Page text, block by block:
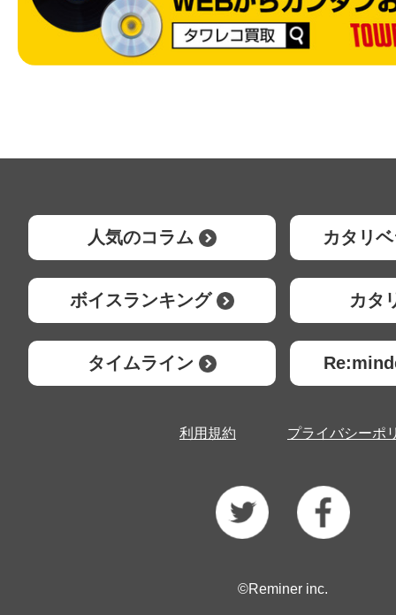
人気のコラム カタリ
ボイスランキング カタ
タイムライン
利用規約 プライバシーポ
©Reminer inc.